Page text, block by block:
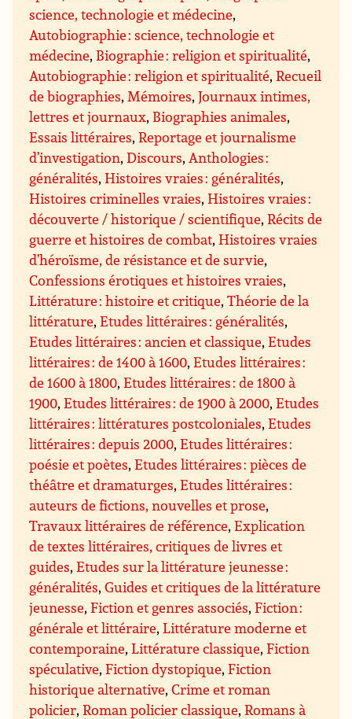
science, technologie et médecine,
Autobiographie : science, technologie et
médecine, Biographie : religion et spiritualité,
Autobiographie : religion et spiritualité,Recueil
de biographies,Mémoires,Journaux intimes,
lettres et journaux, Biographies animales,
Essais littéraires,Reportage et journalisme
d’investigation,Discours,Anthologies :
généralités,Histoires vraies : généralités,
Histoires criminelles vraies,Histoires vraies :
découverte / historique / scientifique,Récits de
guerre et histoires de combat,Histoires vraies
d’héroïsme, de résistance et de survie,
Confessions érotiques et histoires vraies,
Littérature : histoire et critique,Théorie de la
littérature,Etudes littéraires : généralités,
Etudes littéraires : ancien et classique,Etudes
littéraires : de 1400 à 1600,Etudes littéraires :
de 1600 à 1800,Etudes littéraires : de 1800 à
1900,Etudes littéraires : de 1900 à 2000,Etudes
littéraires : littératures postcoloniales,Etudes
littéraires : depuis 2000,Etudes littéraires :
poésie et poètes,Etudes littéraires : pièces de
théâtre et dramaturges,Etudes littéraires :
auteurs de fictions, nouvelles et prose,
Travaux littéraires de référence,Explication
de textes littéraires, critiques de livres et
guides,Etudes sur la littérature jeunesse :
généralités,Guides et critiques de la littérature
jeunesse,Fiction et genres associés,Fiction :
générale et littéraire,Littérature moderne et
contemporaine,Littérature classique,Fiction
spéculative,Fiction dystopique,Fiction
historique alternative,Crime et roman
policier,Roman policier classique,Romans à